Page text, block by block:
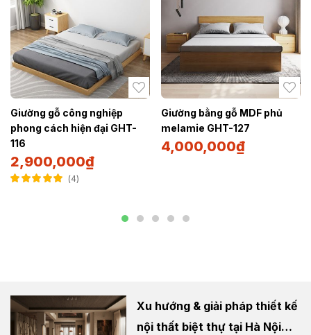
Giường gỗ công nghiệp
phong cách hiện đại GHT-
116
2,900,000₫
4
Giường bằng gỗ MDF phủ
melamie GHT-127
4,000,000₫
Xu hướng & giải pháp thiết kế
nội thất biệt thự tại Hà Nội